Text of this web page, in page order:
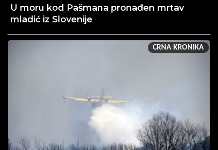
U moru kod Pašmana pronađen mrtav
mladić iz Slovenije
CRNA KRONIKA